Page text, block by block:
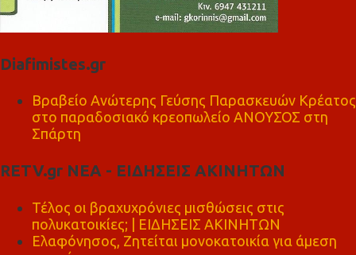
Diafimistes.gr
Βραβείο Ανώτερης Γεύσης Παρασκευών Κρέατος
στο παραδοσιακό κρεοπωλείο ΑΝΟΥΣΟΣ στη
Σπάρτη
RETV.gr ΝΕΑ - ΕΙΔΗΣΕΙΣ ΑΚΙΝΗΤΩΝ
Τέλος οι βραχυχρόνιες μισθώσεις στις
πολυκατοικίες; | ΕΙΔΗΣΕΙΣ ΑΚΙΝΗΤΩΝ
Ελαφόνησος, Ζητείται μονοκατοικία για άμεση